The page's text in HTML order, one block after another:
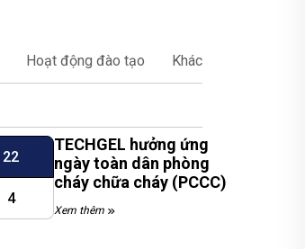
Hoạt động đào tạo Khác
22
4
TECHGEL hưởng ứng
ngày toàn dân phòng
cháy chữa cháy (PCCC)
Xem thêm